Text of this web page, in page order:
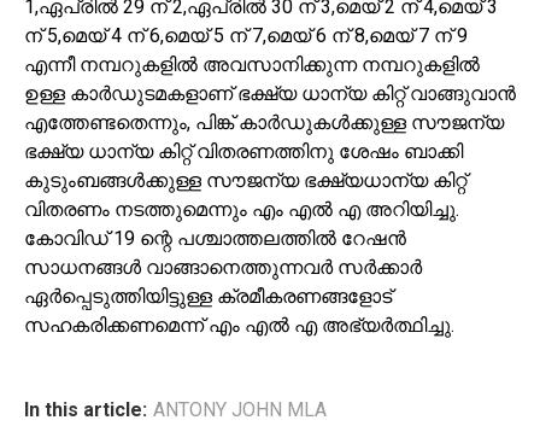
1,ഏപ്രിൽ 29 ന് 2,ഏപ്രിൽ 30 ന് 3,മെയ് 2 ന് 4,മെയ് 3
ന് 5,മെയ് 4 ന്‌ 6,മെയ് 5 ന് 7,മെയ് 6 ന് 8,മെയ് 7 ന് 9
എന്നീ നമ്പറുകളിൽ അവസാനിക്കുന്ന നമ്പറുകളിൽ
ഉള്ള കാർഡുടമകളാണ് ഭക്ഷ്യ ധാന്യ കിറ്റ് വാങ്ങുവാൻ
എത്തേണ്ടതെന്നും, പിങ്ക് കാർഡുകൾക്കുള്ള സൗജന്യ
ഭക്ഷ്യ ധാന്യ കിറ്റ് വിതരണത്തിനു ശേഷം ബാക്കി
കുടുംബങ്ങൾക്കുള്ള സൗജന്യ ഭക്ഷ്യധാന്യ കിറ്റ്
വിതരണം നടത്തുമെന്നും എം എൽ എ അറിയിച്ചു.
കോവിഡ് 19 ന്റെ പശ്ചാത്തലത്തിൽ റേഷൻ
സാധനങ്ങൾ വാങ്ങാനെത്തുന്നവർ സർക്കാർ
ഏർപ്പെടുത്തിയിട്ടുള്ള ക്രമീകരണങ്ങളോട്
സഹകരിക്കണമെന്ന് എം എൽ എ അഭ്യർത്ഥിച്ചു.
In this article: ANTONY JOHN MLA